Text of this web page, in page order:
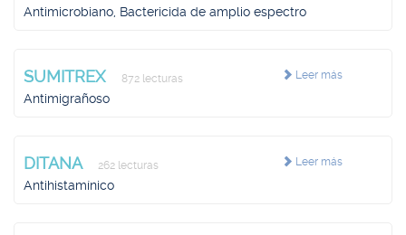
Antimicrobiano, Bactericida de amplio espectro
Leer más
SUMITREX 872 lecturas
Antimigrañoso
Leer más
DITANA 262 lecturas
Antihistamínico